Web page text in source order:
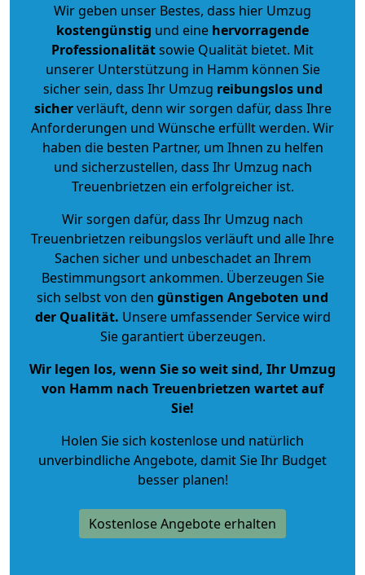
Wir geben unser Bestes, dass hier Umzug
kostengünstig und eine hervorragende
Professionalitätsowie Qualität bietet. Mit
unserer Unterstützung in Hamm können Sie
sicher sein, dass Ihr Umzug reibungslos und
sicherverläuft, denn wir sorgen dafür, dass Ihre
Anforderungen und Wünsche erfüllt werden. Wir
haben die besten Partner, um Ihnen zu helfen
und sicherzustellen, dass Ihr Umzug nach
Treuenbrietzen ein erfolgreicher ist.
Wir sorgen dafür, dass Ihr Umzug nach
Treuenbrietzen reibungslos verläuft und alle Ihre
Sachen sicher und unbeschadet an Ihrem
Bestimmungsort ankommen. Überzeugen Sie
sich selbst von den günstigen Angeboten und
der Qualität. Unsere umfassender Service wird
Sie garantiert überzeugen.
Wir legen los, wenn Sie so weit sind, Ihr Umzug
von Hamm nach Treuenbrietzen wartet auf
Sie!
Holen Sie sich kostenlose und natürlich
unverbindliche Angebote, damit Sie Ihr Budget
besser planen!
Kostenlose Angebote erhalten